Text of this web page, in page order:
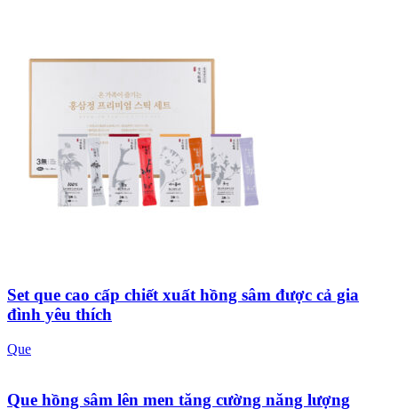
Set que cao cấp chiết xuất hồng sâm được cả gia
đình yêu thích
Que
Que hồng sâm lên men tăng cường năng lượng